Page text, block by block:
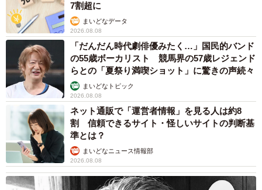
7割超に
まいどなデータ
2026.08.08
「だんだん時代劇俳優みたく…」国民的バンド
の55歳ボーカリスト 競馬界の57歳レジェンド
らとの「夏祭り満喫ショット」に驚きの声続々
まいどなトピック
2026.08.08
ネット通販で「運営者情報」を見る人は約8
割 信頼できるサイト・怪しいサイトの判断基
準とは？
まいどなニュース情報部
2026.08.08